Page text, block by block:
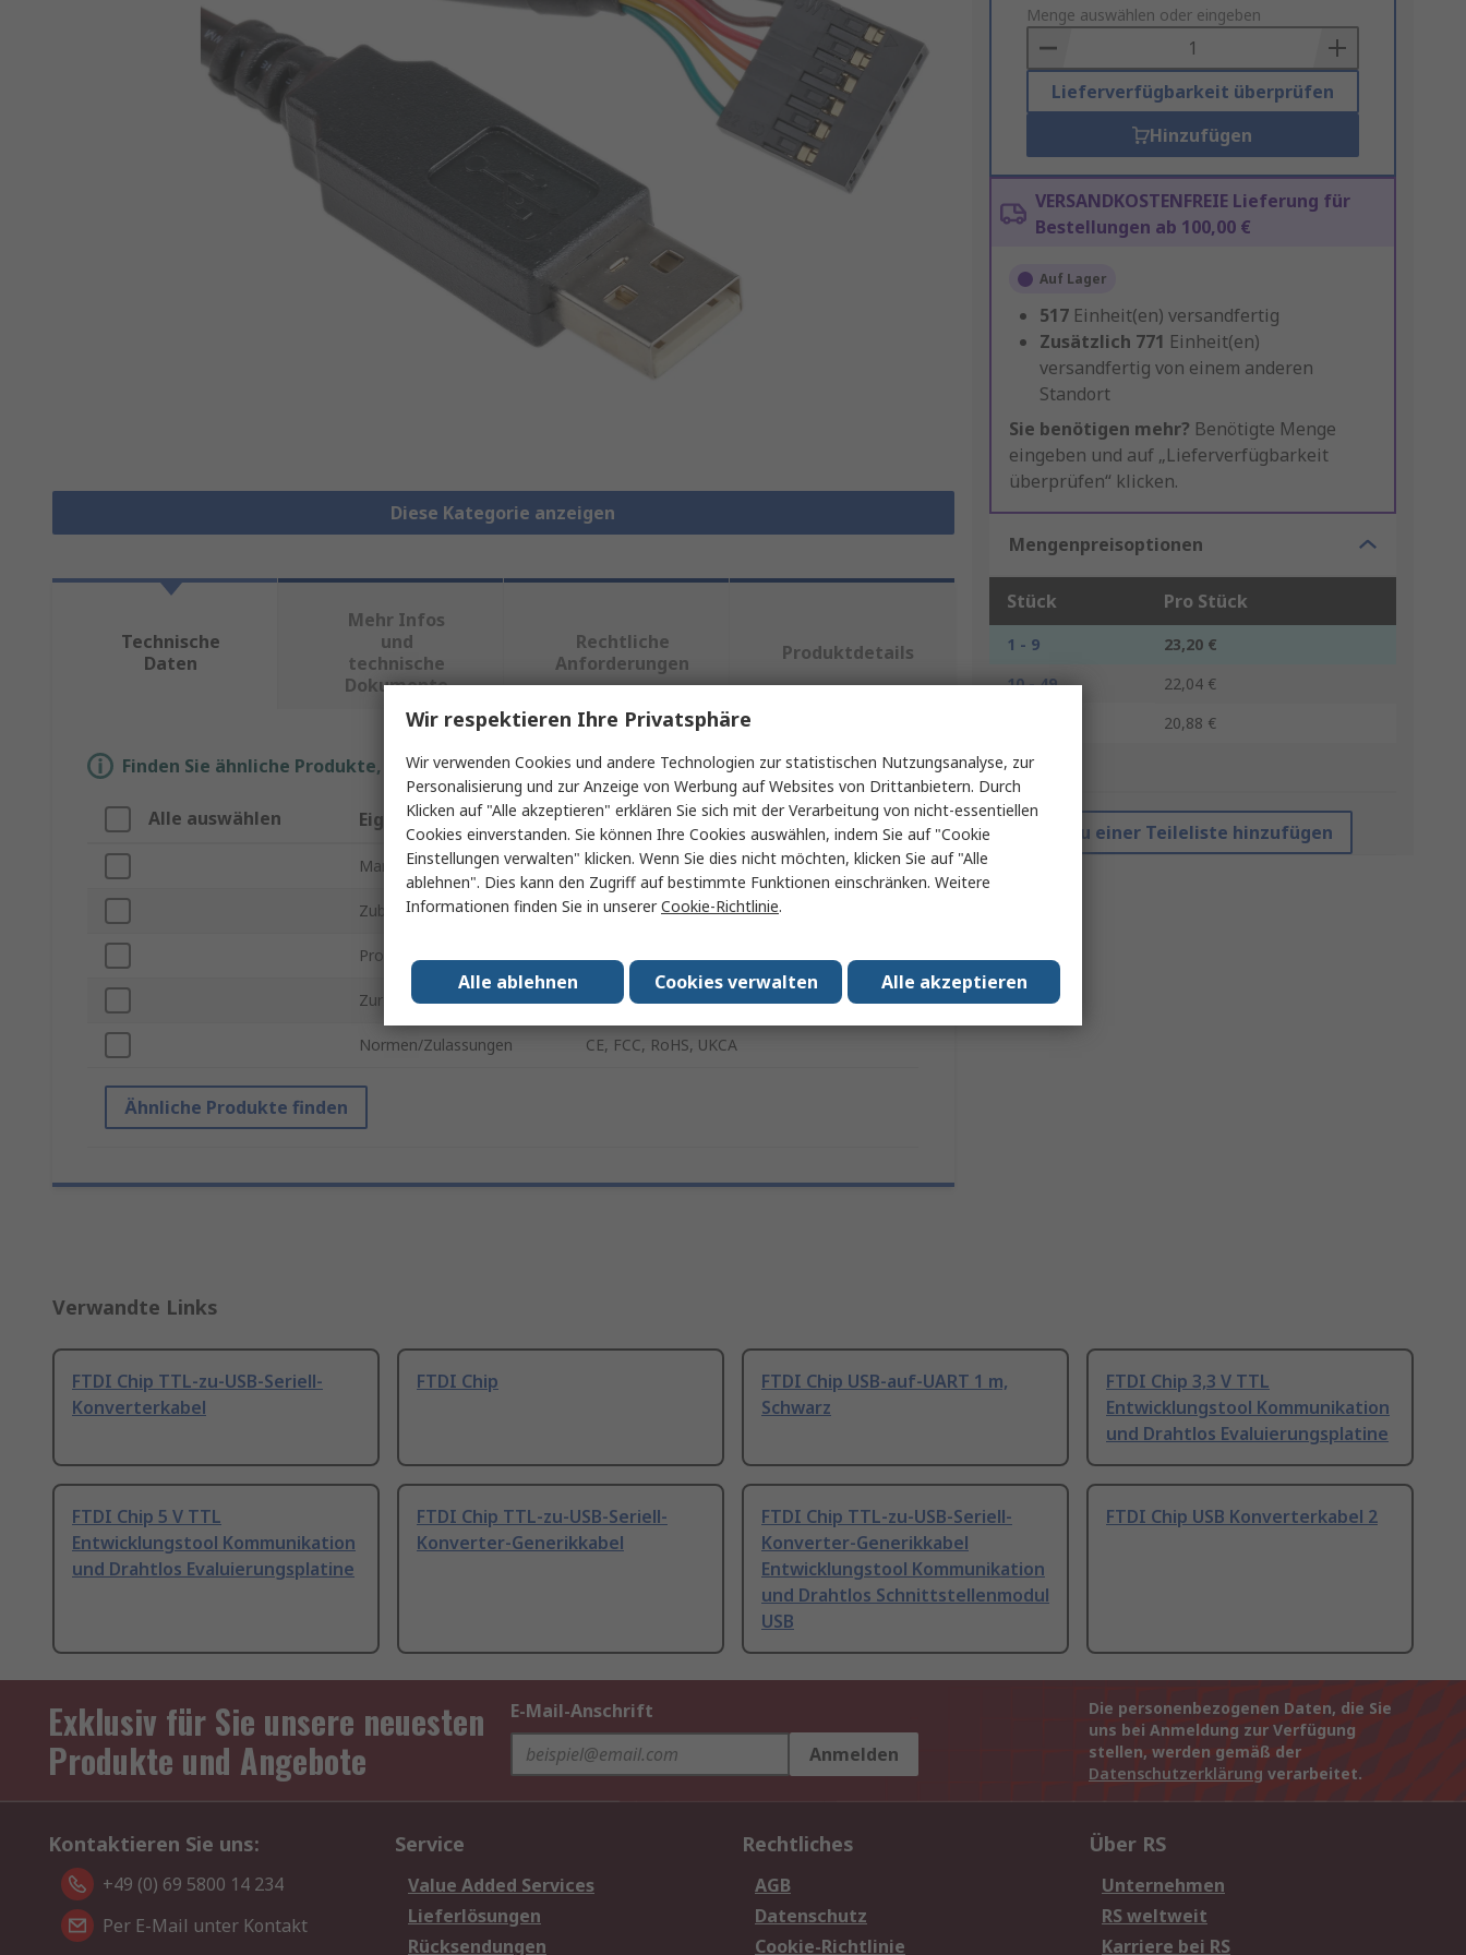
Diese Kategorie anzeigen
to
Basket
Menge auswählen oder eingeben
Lieferverfügbarkeit überprüfen
Hinzufügen
VERSANDKOSTENFREIE Lieferung für
Bestellungen ab 100,00 €
Auf Lager
517 Einheit(en) versandfertig
Zusätzlich 771 Einheit(en)
versandfertig von einem anderen
Standort
Sie benötigen mehr? Benötigte Menge
eingeben und auf „Lieferverfügbarkeit
überprüfen“ klicken.
Mengenpreisoptionen
Stück Pro Stück
1 - 9
23,20 €
10 - 49
22,04 €
20,88 €
*Richtpreis
Zu einer Teileliste hinzufügen
Technische
Daten
Mehr Infos
und
technische
Dokumente
Rechtliche
Anforderungen
Produktdetails
Finden Sie ähnliche Produkte, indem Sie ein oder mehrere Eigenschaften auswählen.
Alle auswählen Eigenschaft Wert
Marke FTDI Chip
Zubehörtyp TTL-zu-USB-Seriell-Konverterkabel
Produkt Typ Kabel
Zur Verwendung mit Kabel USB auf TTL UART, FTDI Chip
Normen/Zulassungen CE, FCC, RoHS, UKCA
Ähnliche Produkte finden
Verwandte Links
FTDI Chip TTL-zu-USB-Seriell-
Konverterkabel
FTDI Chip
FTDI Chip USB-auf-UART 1 m,
Schwarz
FTDI Chip 3,3 V TTL
Entwicklungstool Kommunikation
und Drahtlos Evaluierungsplatine
FTDI Chip 5 V TTL
Entwicklungstool Kommunikation
und Drahtlos Evaluierungsplatine
FTDI Chip TTL-zu-USB-Seriell-
Konverter-Generikkabel
FTDI Chip TTL-zu-USB-Seriell-
Konverter-Generikkabel
Entwicklungstool Kommunikation
und Drahtlos Schnittstellenmodul
USB
FTDI Chip USB Konverterkabel 2
Exklusiv für Sie unsere neuesten
Produkte und Angebote
E-Mail-Anschrift
Anmelden
Die personenbezogenen Daten, die Sie
uns bei Anmeldung zur Verfügung
stellen, werden gemäß der
Datenschutzerklärung verarbeitet.
Kontaktieren Sie uns:
+49 (0) 69 5800 14 234
Per E-Mail unter Kontakt
Service
Value Added Services
Lieferlösungen
Rücksendungen
Rechtliches
AGB
Datenschutz
Cookie-Richtlinie
Über RS
Unternehmen
RS weltweit
Karriere bei RS
Wir respektieren Ihre Privatsphäre
Wir verwenden Cookies und andere Technologien zur statistischen Nutzungsanalyse, zur
Personalisierung und zur Anzeige von Werbung auf Websites von Drittanbietern. Durch
Klicken auf "Alle akzeptieren" erklären Sie sich mit der Verarbeitung von nicht-essentiellen
Cookies einverstanden. Sie können Ihre Cookies auswählen, indem Sie auf "Cookie
Einstellungen verwalten" klicken. Wenn Sie dies nicht möchten, klicken Sie auf "Alle
ablehnen". Dies kann den Zugriff auf bestimmte Funktionen einschränken. Weitere
Informationen finden Sie in unsererCookie-Richtlinie.
Alle akzeptieren
Cookies verwalten
Alle ablehnen